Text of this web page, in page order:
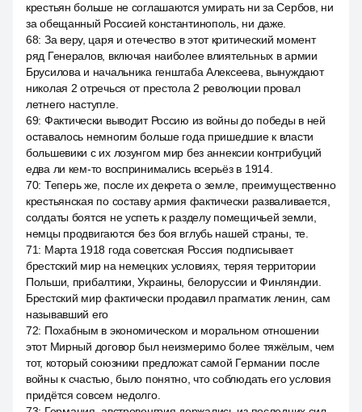
крестьян больше не соглашаются умирать ни за Сербов, ни
за обещанный Россией константинополь, ни даже.
68: За веру, царя и отечество в этот критический момент
ряд Генералов, включая наиболее влиятельных в армии
Брусилова и начальника генштаба Алексеева, вынуждают
николая 2 отречься от престола 2 революции провал
летнего наступле.
69: Фактически выводит Россию из войны до победы в ней
оставалось немногим больше года пришедшие к власти
большевики с их лозунгом мир без аннексии контрибуций
едва ли кем-то воспринимались всерьёз в 1914.
70: Теперь же, после их декрета о земле, преимущественно
крестьянская по составу армия фактически разваливается,
солдаты боятся не успеть к разделу помещичьей земли,
немцы продвигаются без боя вглубь нашей страны, те.
71: Марта 1918 года советская Россия подписывает
брестский мир на немецких условиях, теряя территории
Польши, прибалтики, Украины, белоруссии и Финляндии.
Брестский мир фактически продавил прагматик ленин, сам
называвший его
72: Похабным в экономическом и моральном отношении
этот Мирный договор был неизмеримо более тяжёлым, чем
тот, который союзники предложат самой Германии после
войны к счастью, было понятно, что соблюдать его условия
придётся совсем недолго.